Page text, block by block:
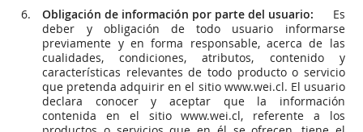
Obligación de información por parte del usuario: Es
deber y obligación de todo usuario informarse
previamente y en forma responsable, acerca de las
cualidades, condiciones, atributos, contenido y
características relevantes de todo producto o servicio
que pretenda adquirir en el sitio www.wei.cl. El usuario
declara conocer y aceptar que la información
contenida en el sitio www.wei.cl, referente a los